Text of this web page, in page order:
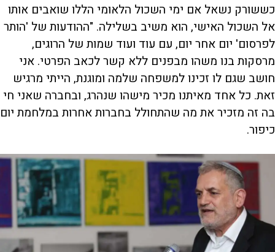
כששורק נשאל אם ימי השכול הלאומי הללו שואבים אותו
אל השכול האישי, הוא משיב בשלילה. "ההודעות של 'הותר
לפרסום' יום אחר יום, עם עוד ועוד שמות של הרוגים,
מרסקות בנו משהו מבפנים ללא קשר לכאב הפרטי. אני
חושב שגם לו זכינו למשפחה שלמה ומוגנת, הייתי מרגיש
זאת. כל אחד מאיתנו מכיר מישהו שנהרג, ובחברה שאני חי
בה זה מזכיר את מה שהתחולל בחברות אחרות במלחמת יום
כיפור.